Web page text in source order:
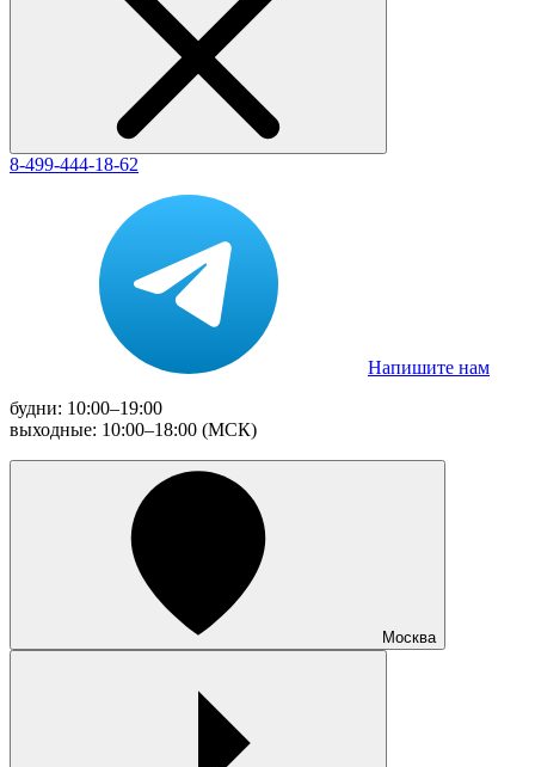
8-499-444-18-62
Напишите нам
будни: 10:00–19:00
выходные: 10:00–18:00 (МСК)
Москва